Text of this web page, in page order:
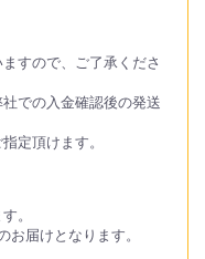
すので、ご了承くださ
での入金確認後の発送
定頂けます。
。
届けとなります。